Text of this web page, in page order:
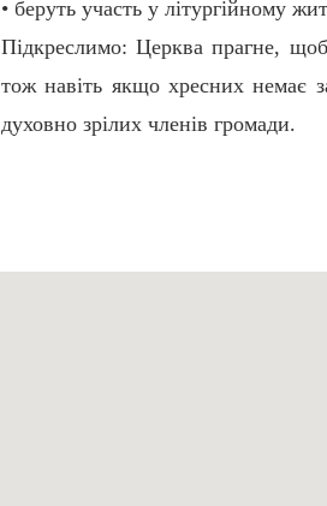
• беруть участь у літургійному
Підкреслимо: Церква прагне,
тож навіть якщо хресних немає
духовно зрілих членів громади.